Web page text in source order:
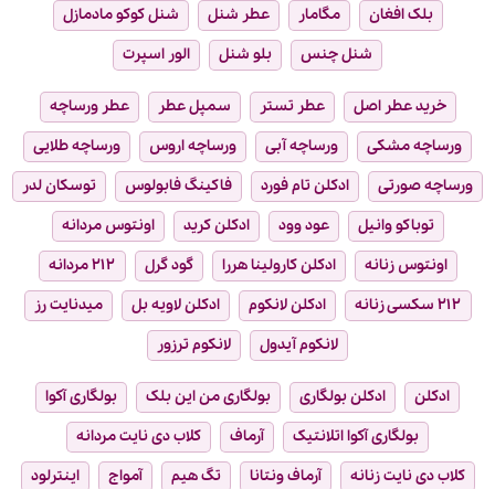
بلک افغان
مگامار عطر شنل
شنل کوکو مادمازل
شنل چنس
بلو شنل الور اسپرت
خرید عطر اصل عطر تستر سمپل عطر
عطر ورساچه
ورساچه مشکی
ورساچه آبی ورساچه اروس
ورساچه طلایی
ورساچه صورتی
ادکلن تام فورد فاکینگ فابولوس
توسکان لدر
توباکو وانیل
عود وود ادکلن کرید
اونتوس مردانه
اونتوس زنانه
ادکلن کارولینا هررا گود گرل
۲۱۲ مردانه
۲۱۲ سکسی زنانه
ادکلن لانکوم ادکلن لاویه بل
میدنایت رز
لانکوم آیدول
لانکوم ترزور
ادکلن ادکلن بولگاری بولگاری من این بلک
بولگاری آکوا
بولگاری آکوا اتلانتیک
آرماف
کلاب دی نایت مردانه
کلاب دی نایت زنانه
آرماف ونتانا تگ هیم آمواج
اینترلود